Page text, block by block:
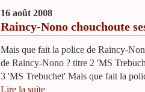
16 août 2008
Raincy-Nono chouchoute
Mais que fait la police de Raincy-
de Raincy-Nono ? titre 2 'MS
3 'MS Trebuchet' Mais que fait la
Lire la suite